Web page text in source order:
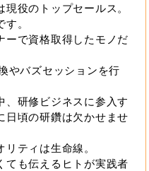
役のトップセールス。
す。
ーで資格取得したモノだ
やバズセッションを行
、研修ビジネスに参入す
日頃の研鑽は欠かせませ
ティは生命線。
ても伝えるヒトが実践者